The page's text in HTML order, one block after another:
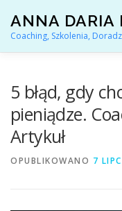
treści
ANNA DARIA
Coaching, Szkolenia,
DORADZTWO
5 błąd, gdy
pieniądze.
Artykuł
OPUBLIKOWANO 7